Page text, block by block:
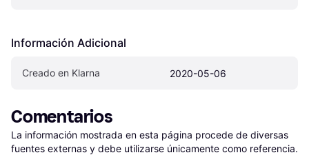
Información Adicional
Creado en Klarna 2020-05-06
Comentarios
La información mostrada en esta página procede de diversas
fuentes externas y debe utilizarse únicamente como referencia.